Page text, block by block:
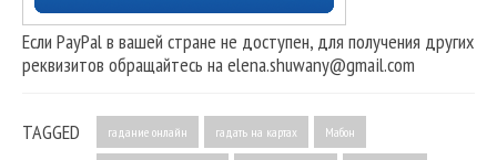
Если PayPal в вашей стране не доступен, для получения других
реквизитов обращайтесь на elena.shuwany@gmail.com
TAGGED гадание онлайн гадать на картах Мабон